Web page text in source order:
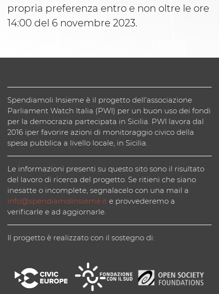
propria preferenza entro e non oltre le ore
14:00 del 6 novembre 2023.
Spendiamoli Insieme è il progetto dell’associazione
Parliament Watch Italia (PWI) per un buon uso dei fondi
per la democrazia partecipata in Sicilia. PWI lavora dal
2016 iper favorire azioni di monitoraggio civico della
spesa pubblica a livello locale, in Sicilia.
Le informazioni presenti su questo sito sono il risultato
del lavoro di ricerca del progetto. Se ritieni che siano
inesatte o incomplete, segnalacelo con una mail a
info@spendiamolinsieme.it e provvederemo a
verificarle e ad aggiornarle.
Il progetto è realizzato con il sostegno di: